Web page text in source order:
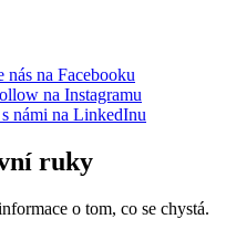
nás na Facebooku
na Instagramu
námi na LinkedInu
ruky
o tom, co se chystá.